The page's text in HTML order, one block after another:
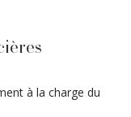
à la charge du